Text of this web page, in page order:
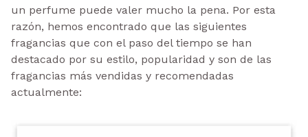
un perfume puede valer mucho la pena. Por esta
razón, hemos encontrado que las siguientes
fragancias que con el paso del tiempo se han
destacado por su estilo, popularidad y son de las
fragancias más vendidas y recomendadas
actualmente: